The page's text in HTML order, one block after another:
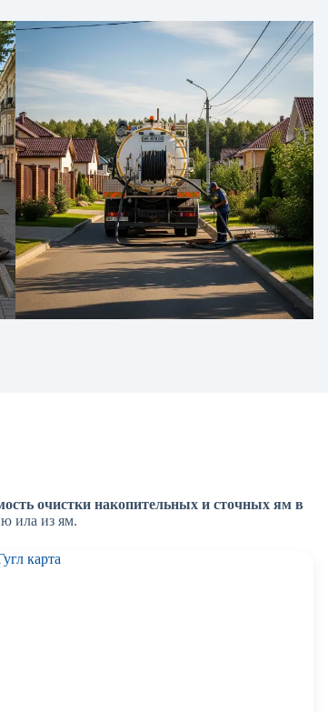
очистки накопительных и сточных ям в
ила из ям.
карта